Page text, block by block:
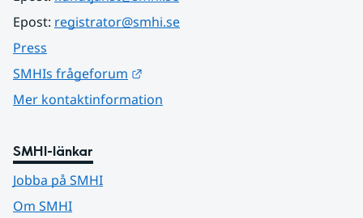
Epost: registrator@smhi.se
Press
SMHIs frågeforum
Mer kontaktinformation
SMHI-länkar
Jobba på SMHI
Om SMHI